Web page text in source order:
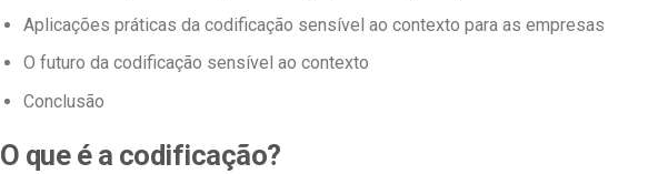
Aplicações práticas da codificação sensível ao contexto para as empresas
O futuro da codificação sensível ao contexto
Conclusão
O que é a codificação?